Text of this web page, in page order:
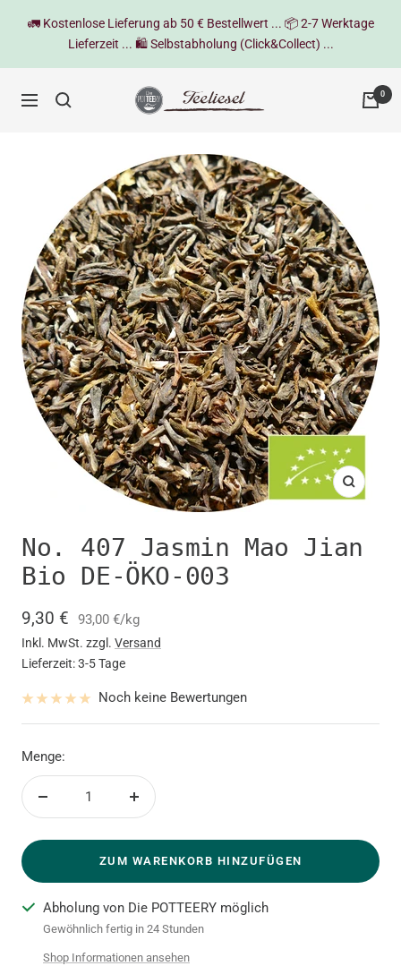
🚛 Kostenlose Lieferung ab 50 € Bestellwert ... 📦 2-7 Werktage
Lieferzeit ... 🛍️ Selbstabholung (Click&Collect) ...
Navigation
Teeliesel 0
Zoom
No. 407 Jasmin Mao Jian
Bio DE-ÖKO-003
Angebotspreis
9,30 € 93,00 €/kg
Inkl. MwSt. zzgl. Versand
Lieferzeit: 3-5 Tage
Noch keine Bewertungen
Menge:
Menge
ZUM WARENKORB HINZUFÜGEN
Abholung von Die POTTEERY möglich
Gewöhnlich fertig in 24 Stunden
Shop Informationen ansehen